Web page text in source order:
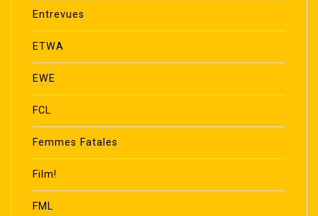
Entrevues
ETWA
EWE
FCL
Femmes Fatales
Film!
FML